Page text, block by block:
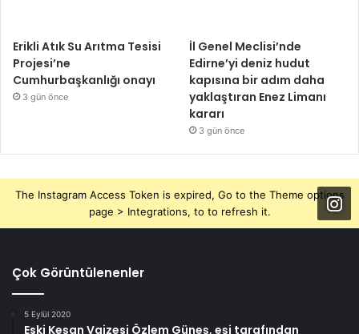
Erikli Atık Su Arıtma Tesisi
Projesi’ne
Cumhurbaşkanlığı onayı
3 gün önce
İl Genel Meclisi’nde
Edirne’yi deniz hudut
kapısına bir adım daha
yaklaştıran Enez Limanı
kararı
3 gün önce
The Instagram Access Token is expired, Go to the Theme options
page > Integrations, to to refresh it.
Çok Görüntülenenler
5 Eylül 2020
Eski Keşan Vaizesi Özlem Güneş, eşi tarafından